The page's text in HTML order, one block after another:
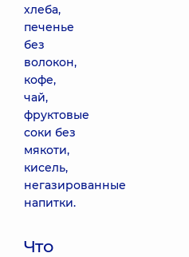
хлеба,
печенье
без
волокон,
кофе,
чай,
фруктовые
соки без
мякоти,
кисель,
негазированные
напитки.
Что